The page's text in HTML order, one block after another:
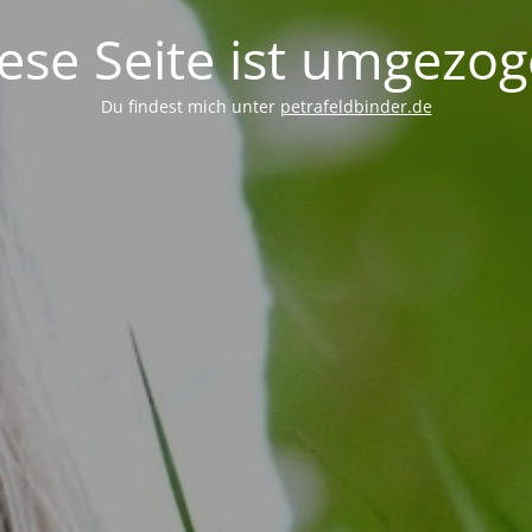
Seite ist
Du findest mich unter petrafeldbinder.de